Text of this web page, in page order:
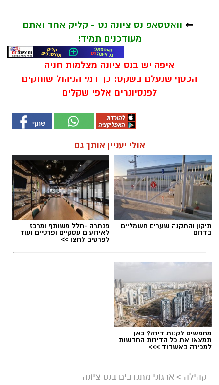
⇐ וואטסאפ נס ציונה נט - קליק אחד ואתם
מעודכנים תמיד!
איפה יש בנס ציונה מצלמות חניה
הכסף שנעלם בשקט: כך דמי הניהול שוחקים
לפנסיונרים אלפי שקלים
אולי יעניין אותך גם
תיקון והתקנה שערים חשמליים
בדרום
פנתרה -חלל משותף ומרכז
לאירועים עסקיים ופרטיים ועוד
לפרטים לחצו >>
מחפשים לקנות דירה? כאן
תמצאו את כל הדירות החדשות
למכירה באשדוד >>>
קהילה > ארגוני מתנדבים בנס ציונה